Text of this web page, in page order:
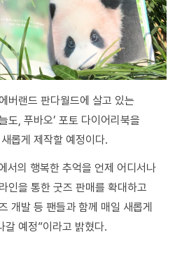
버랜드 판다월드에 살고 있는
도, 푸바오’ 포토 다이어리북을
롭게 제작할 예정이다.
서의 행복한 추억을 언제 어디서나
인을 통한 굿즈 판매를 확대하고
개발 등 팬들과 함께 매일 새롭게
갈 예정”이라고 밝혔다.